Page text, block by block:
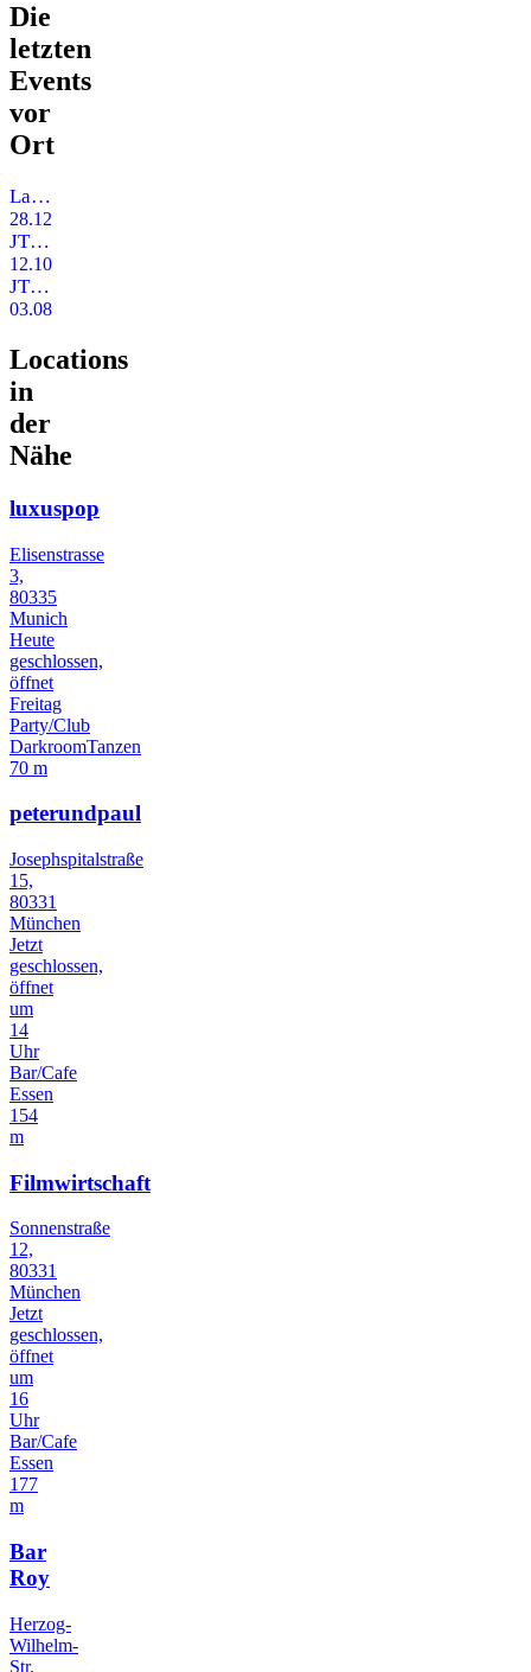
Die
letzten
Events
vor
Ort
Last JT 2019
28.12.2019
JT After Wiesn Sause
12.10.2019
JT Summer Dance
03.08.2019
Locations
in
der
Nähe
luxuspop
Elisenstrasse
3,
80335
Munich
Heute
geschlossen,
öffnet
Freitag
Party/Club
DarkroomTanzen
70 m
peterundpaul
Josephspitalstraße
15,
80331
München
Jetzt
geschlossen,
öffnet
um
14
Uhr
Bar/Cafe
Essen
154
m
Filmwirtschaft
Sonnenstraße
12,
80331
München
Jetzt
geschlossen,
öffnet
um
16
Uhr
Bar/Cafe
Essen
177
m
Bar
Roy
Herzog-
Wilhelm-
Str.